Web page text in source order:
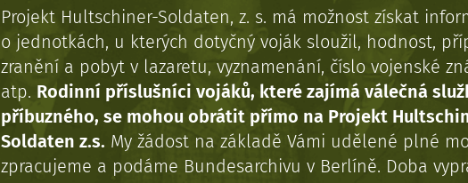
Projekt Hultschiner-Soldaten, z. s. má možnost získat
o jednotkách, u kterých dotyčný voják sloužil, hodnost,
zranění a pobyt v lazaretu, vyznamenání, číslo vojenské
atp. Rodinní příslušníci vojáků, které zajímá válečná
příbuzného, se mohou obrátit přímo na Projekt
Soldaten z.s. My žádost na základě Vámi udělené plné
zpracujeme a podáme Bundesarchivu v Berlíně. Doba